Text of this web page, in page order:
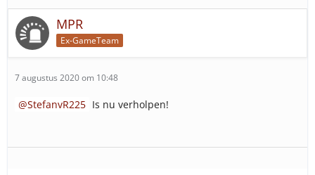
MPR
Ex-GameTeam
7 augustus 2020 om 10:48
StefanvR225 Is nu verholpen!